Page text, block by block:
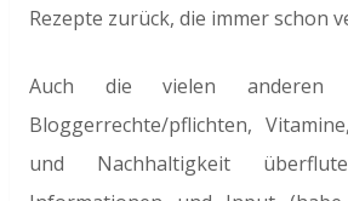
Rezepte zurück, die immer schon
Auch die vielen anderen
Bloggerrechte/pflichten,
und Nachhaltigkeit